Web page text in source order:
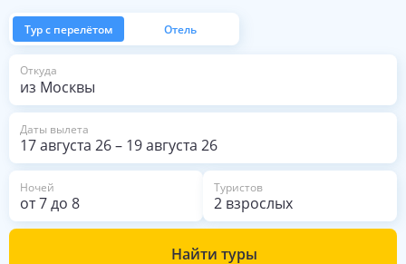
Тур с перелётом Отель
Откуда
из Москвы
Даты вылета
17 августа 26– 19 августа 26
Ночей
от7до 8
Туристов
2 взрослых
Найти туры